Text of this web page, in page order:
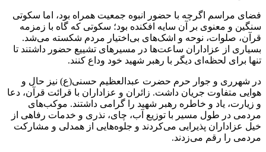
فضای مراسم اگرچه با حضور انبوه جمعیت همراه بود، اما سکوتی
سنگین و معنوی بر آن سایه افکنده بود؛ سکوتی که گاه با زمزمه
قرآن، صلوات، نوحه و اشک‌های بی‌اختیار مردم شکسته می‌شد.
بسیاری از عزاداران ساعت‌ها در مسیرهای تشییع حضور داشتند تا
تنها برای لحظه‌ای دیگر با رهبر شهید خود وداع کنند.
در شهرری و جوار حرم حضرت عبدالعظیم حسنی(ع) نیز حال و
هوایی متفاوت جریان داشت. زائران و عزاداران با قرائت قرآن، دعا
و زیارت، یاد و خاطره رهبر شهید را گرامی داشتند. موکب‌های
مردمی در طول مسیر با توزیع آب، چای، نذری و خدمات رفاهی از
خیل عزاداران پذیرایی می‌کردند و جلوه‌هایی از همدلی و مشارکت
مردمی را رقم می‌زدند.